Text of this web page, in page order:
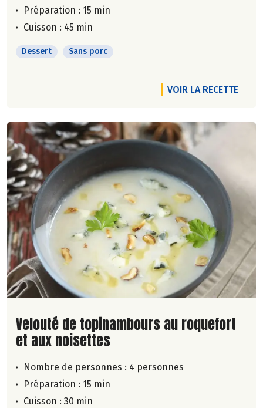
Préparation : 15 min
Cuisson : 45 min
Dessert Sans porc
VOIR LA RECETTE
Lire la suite de la recette
Velouté de topinambours au roquefort
et aux noisettes
Nombre de personnes : 4 personnes
Préparation : 15 min
Cuisson : 30 min